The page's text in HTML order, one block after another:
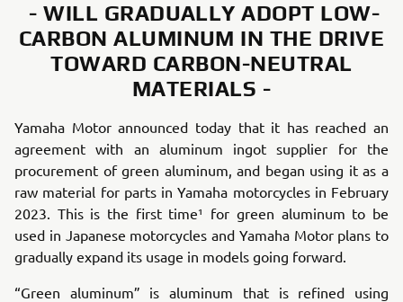
- WILL GRADUALLY ADOPT LOW-
CARBON ALUMINUM IN THE DRIVE
TOWARD CARBON-NEUTRAL
MATERIALS -
Yamaha Motor announced today that it has reached an
agreement with an aluminum ingot supplier for the
procurement of green aluminum, and began using it as a
raw material for parts in Yamaha motorcycles in February
2023. This is the first time¹ for green aluminum to be
used in Japanese motorcycles and Yamaha Motor plans to
gradually expand its usage in models going forward.
“Green aluminum” is aluminum that is refined using